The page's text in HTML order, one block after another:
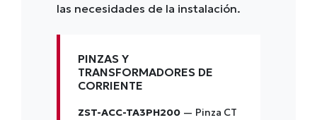
las necesidades de la instalación.
PINZAS Y
TRANSFORMADORES DE
CORRIENTE
ZST-ACC-TA3PH200 — Pinza CT